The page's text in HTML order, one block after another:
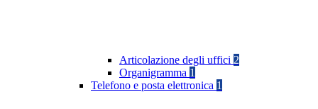
Articolazione degli uffici 2
Organigramma 1
Telefono e posta elettronica 1